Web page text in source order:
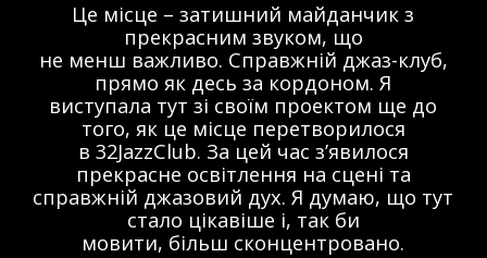
Це місце – затишний майданчик з
прекрасним звуком, що
не менш важливо. Справжній джаз-клуб,
прямо як десь за кордоном. Я
виступала тут зі своїм проектом ще до
того, як це місце перетворилося
в 32JazzClub. За цей час з’явилося
прекрасне освітлення на сцені та
справжній джазовий дух. Я думаю, що тут
стало цікавіше і, так би
мовити, більш сконцентровано.